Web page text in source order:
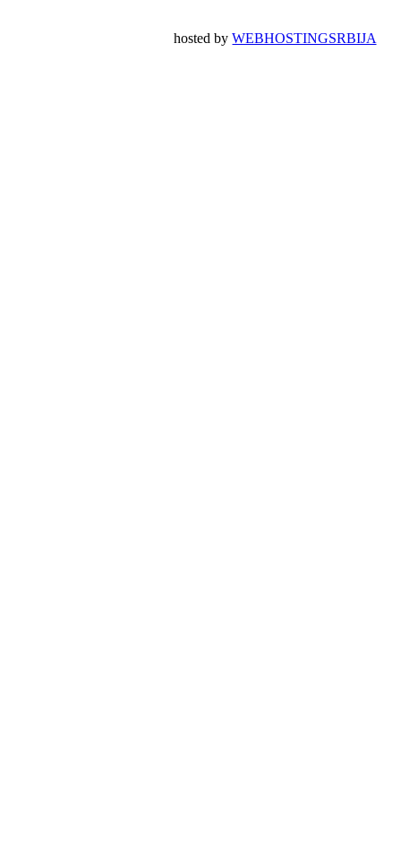
hosted byWEBHOSTINGSRBIJA